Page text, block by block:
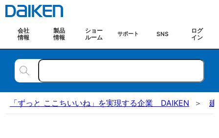
会社
情報
製品
情報
ショー
ルーム
サポート SNS
ログ
イン
「ずっと ここちいいね」を実現する企業 DAIKEN 建